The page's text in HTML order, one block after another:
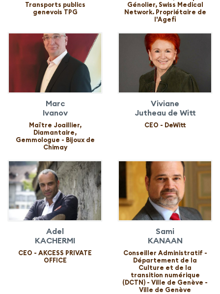
Transports publics
genevois TPG
Génolier, Swiss Medical
Network. Propriétaire de
l'Agefi
Marc
Ivanov
Maître Joaillier,
Diamantaire,
Gemmologue - Bijoux de
Chimay
Viviane
Jutheau de Witt
CEO - DeWitt
Adel
KACHERMI
CEO - AKCESS PRIVATE
OFFICE
Sami
KANAAN
Conseiller Administratif -
Département de la
Culture et de la
transition numérique
(DCTN) - Ville de Genève -
Ville de Genève